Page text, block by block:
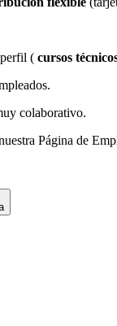
perfil ( cursos
colaborativo.
Página de